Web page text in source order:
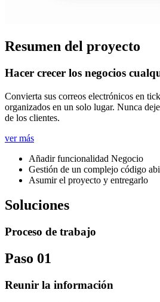
Resumen del proyecto
Hacer crecer los negocios
Convierta sus correos electrónicos en
organizados en un solo lugar. Nunca
de los clientes.
ver más
Añadir funcionalidad Negocio
Gestión de un complejo código
Asumir el proyecto y entregarlo
Soluciones
Proceso de trabajo
Paso 01
Reunir la información